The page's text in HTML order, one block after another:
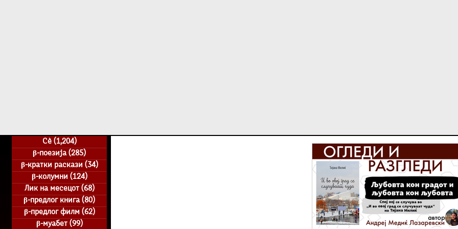
Сè (1,204)1,204 posts
β-поезија (285)
β-кратки раскази (34)34 posts
β-колумни (124)124 posts
Лик на месецот (68)68 posts
β-предлог книга (80)
β-предлог филм (62)62 posts
β-муабет (99)99 posts